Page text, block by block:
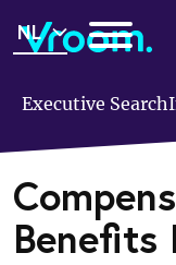
en
inhoud
gaan
Executive Search
NL
Benefits